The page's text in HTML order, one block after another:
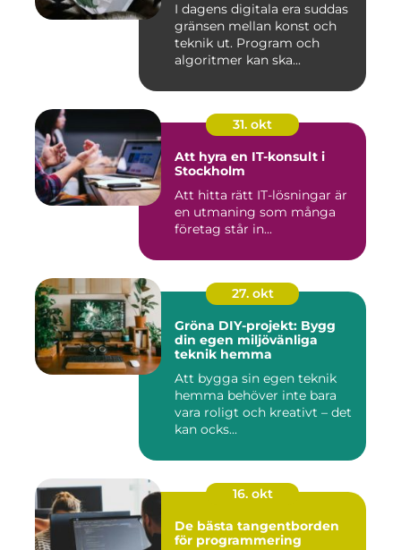
I dagens digitala era suddas
gränsen mellan konst och
teknik ut. Program och
algoritmer kan ska...
31. okt
Att hyra en IT-konsult i
Stockholm
Att hitta rätt IT-lösningar är
en utmaning som många
företag står in...
27. okt
Gröna DIY-projekt: Bygg
din egen miljövänliga
teknik hemma
Att bygga sin egen teknik
hemma behöver inte bara
vara roligt och kreativt – det
kan ocks...
16. okt
De bästa tangentborden
för programmering